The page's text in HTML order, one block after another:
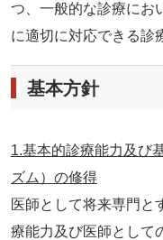
つ、一般的な診療にお
に適切に対応できる診
基本方針
1.基本的診療能力及び
ズム）の修得
医師として将来専門と
療能力及び医師として